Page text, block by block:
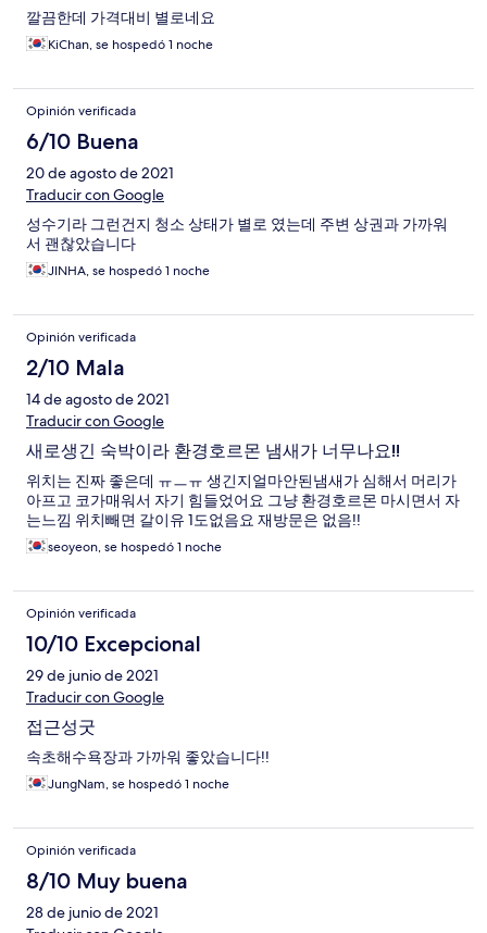
깔끔한데 가격대비 별로네요
KiChan, se hospedó 1 noche
Opinión verificada
6/10 Buena
20 de agosto de 2021
Traducir con Google
성수기라 그런건지 청소 상태가 별로 였는데 주변 상권과 가까워
서 괜찮았습니다
JINHA, se hospedó 1 noche
Opinión verificada
2/10 Mala
14 de agosto de 2021
Traducir con Google
새로생긴 숙박이라 환경호르몬 냄새가 너무나요!!
위치는 진짜 좋은데 ㅠㅡㅠ 생긴지얼마안된냄새가 심해서 머리가
아프고 코가매워서 자기 힘들었어요 그냥 환경호르몬 마시면서 자
는느낌 위치빼면 갈이유 1도없음요 재방문은 없음!!
seoyeon, se hospedó 1 noche
Opinión verificada
10/10 Excepcional
29 de junio de 2021
Traducir con Google
접근성굿
속초해수욕장과 가까워 좋았습니다!!
JungNam, se hospedó 1 noche
Opinión verificada
8/10 Muy buena
28 de junio de 2021